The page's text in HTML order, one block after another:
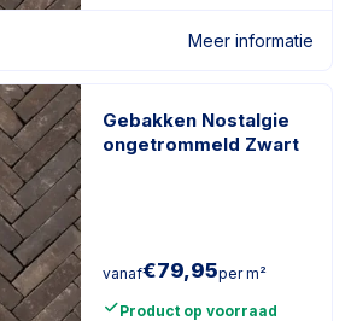
Meer informatie
Gebakken Nostalgie
ongetrommeld Zwart
vanaf€79,95per m²
Product op voorraad